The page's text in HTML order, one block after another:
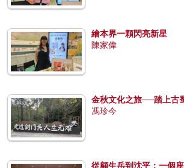
繪本界一顆閃亮新星
陳家偉
金秋文化之旅──踏上古
馮珍今
從顧生岳到沈平：一個